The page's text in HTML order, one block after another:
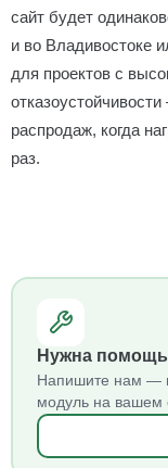
сайт будет
и во Владивостоке
для проектов с
распродаж, когда
раз.
Нужна помощь
Напишите нам —
модуль на вашем